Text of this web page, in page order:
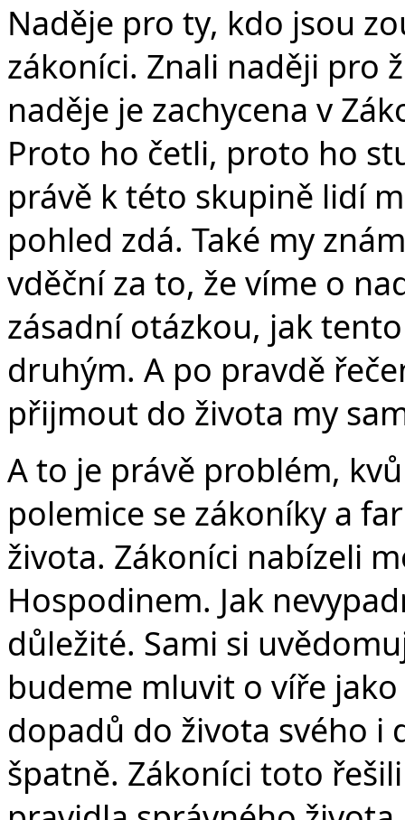
Naděje pro ty, kdo jsou
zákoníci. Znali naději pro
naděje je zachycena v
Proto ho četli, proto ho
právě k této skupině lidí
pohled zdá. Také my
vděční za to, že víme o
zásadní otázkou, jak
druhým. A po pravdě
přijmout do života my
A to je právě problém,
polemice se zákoníky a
života. Zákoníci nabízeli
Hospodinem. Jak
důležité. Sami si
budeme mluvit o víře
dopadů do života svého i
špatně. Zákoníci toto